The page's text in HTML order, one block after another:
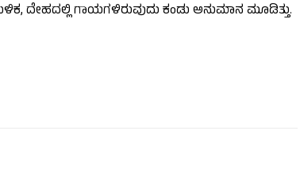
ದೇಹದಲ್ಲಿ ಗಾಯಗಳಿರುವುದು ಕಂಡು ಅನುಮಾನ ಮೂಡಿತ್ತು.